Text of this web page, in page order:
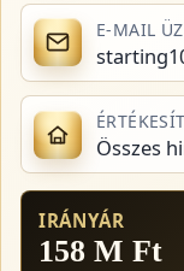
E-MAIL
Összes
IRÁNYÁR
158 M Ft